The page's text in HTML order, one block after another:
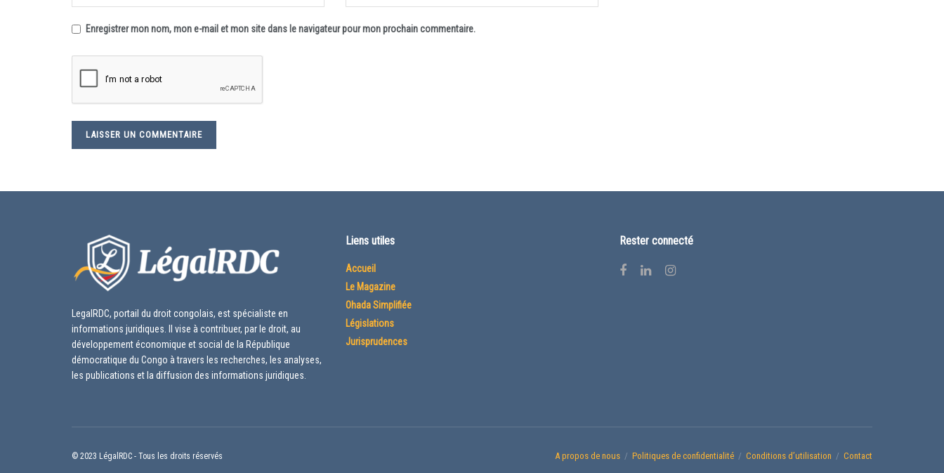
Enregistrer mon nom, mon e-mail et mon site dans le navigateur pour mon prochain commentaire.
LegalRDC, portail du droit congolais, est spécialiste en
informations juridiques. Il vise à contribuer, par le droit, au
développement économique et social de la République
démocratique du Congo à travers les recherches, les analyses,
les publications et la diffusion des informations juridiques.
Liens utiles
Accueil
Le Magazine
Ohada Simplifiée
Législations
Jurisprudences
Rester connecté
A propos de nous Politiques de confidentialité Conditions d’utilisation Contact
© 2023 LégalRDC - Tous les droits réservés